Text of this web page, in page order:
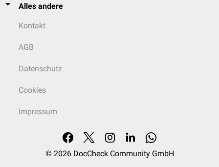
Alles andere
Kontakt
AGB
Datenschutz
Cookies
Impressum
© 2026 DocCheck Community GmbH